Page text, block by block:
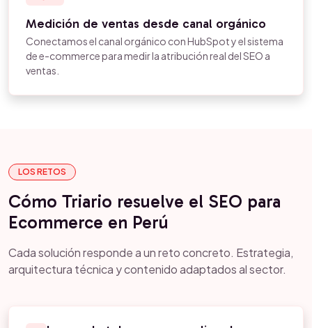
Medición de ventas desde canal orgánico
Conectamos el canal orgánico con HubSpot y el sistema
de e-commerce para medir la atribución real del SEO a
ventas.
LOS RETOS
Cómo Triario resuelve el SEO para
Ecommerce en Perú
Cada solución responde a un reto concreto. Estrategia,
arquitectura técnica y contenido adaptados al sector.